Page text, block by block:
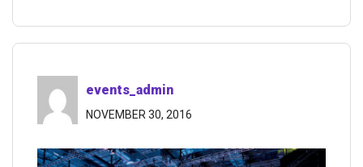
events_admin
NOVEMBER 30, 2016